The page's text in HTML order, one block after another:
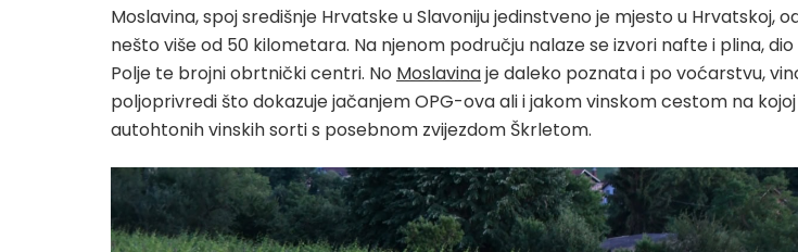
Moslavina, spoj središnje Hrvatske u Slavoniju jedinstveno je mjesto u Hrvatskoj,
nešto više od 50 kilometara. Na njenom području nalaze se izvori nafte i plina,
Polje te brojni obrtnički centri. No Moslavinaje daleko poznata i po voćarstvu,
poljoprivredi što dokazuje jačanjem OPG-ova ali i jakom vinskom cestom na
autohtonih vinskih sorti s posebnom zvijezdom Škrletom.